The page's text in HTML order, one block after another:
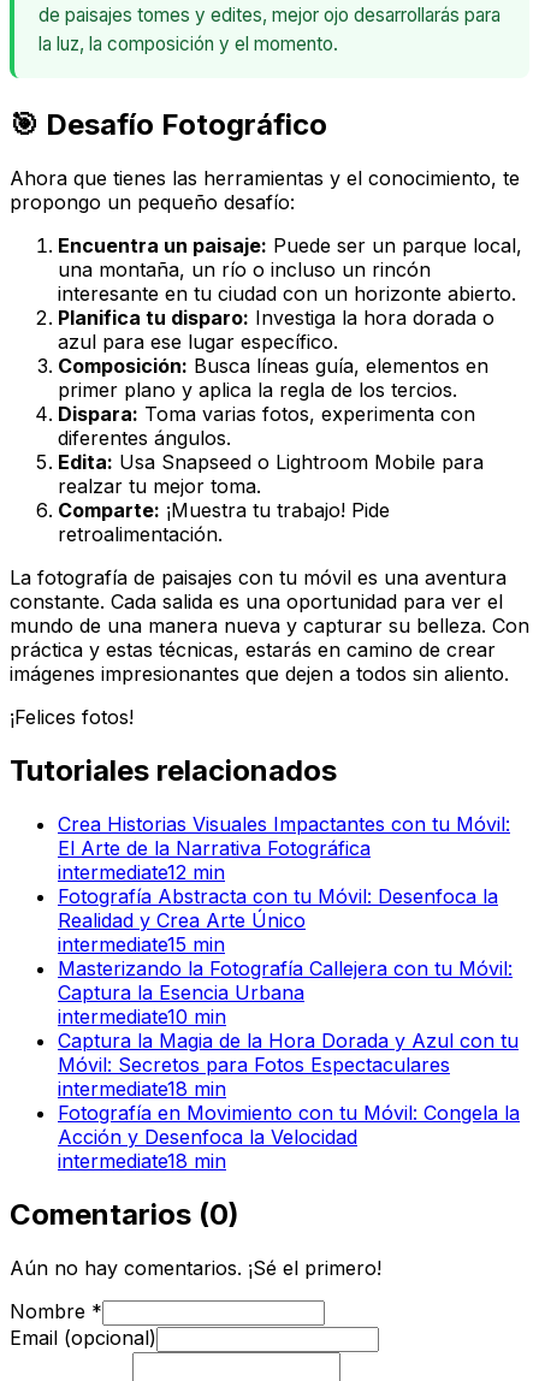
de paisajes tomes y edites, mejor ojo desarrollarás para
la luz, la composición y el momento.
🎯 Desafío Fotográfico
Ahora que tienes las herramientas y el conocimiento, te
propongo un pequeño desafío:
Encuentra un paisaje: Puede ser un parque local,
una montaña, un río o incluso un rincón
interesante en tu ciudad con un horizonte abierto.
Planifica tu disparo: Investiga la hora dorada o
azul para ese lugar específico.
Composición: Busca líneas guía, elementos en
primer plano y aplica la regla de los tercios.
Dispara: Toma varias fotos, experimenta con
diferentes ángulos.
Edita: Usa Snapseed o Lightroom Mobile para
realzar tu mejor toma.
Comparte: ¡Muestra tu trabajo! Pide
retroalimentación.
La fotografía de paisajes con tu móvil es una aventura
constante. Cada salida es una oportunidad para ver el
mundo de una manera nueva y capturar su belleza. Con
práctica y estas técnicas, estarás en camino de crear
imágenes impresionantes que dejen a todos sin aliento.
¡Felices fotos!
Tutoriales relacionados
Crea Historias Visuales Impactantes con tu Móvil:
El Arte de la Narrativa Fotográfica
intermediate12 min
Fotografía Abstracta con tu Móvil: Desenfoca la
Realidad y Crea Arte Único
intermediate15 min
Masterizando la Fotografía Callejera con tu Móvil:
Captura la Esencia Urbana
intermediate10 min
Captura la Magia de la Hora Dorada y Azul con tu
Móvil: Secretos para Fotos Espectaculares
intermediate18 min
Fotografía en Movimiento con tu Móvil: Congela la
Acción y Desenfoca la Velocidad
intermediate18 min
Comentarios (0)
Aún no hay comentarios. ¡Sé el primero!
Nombre *
Email (opcional)